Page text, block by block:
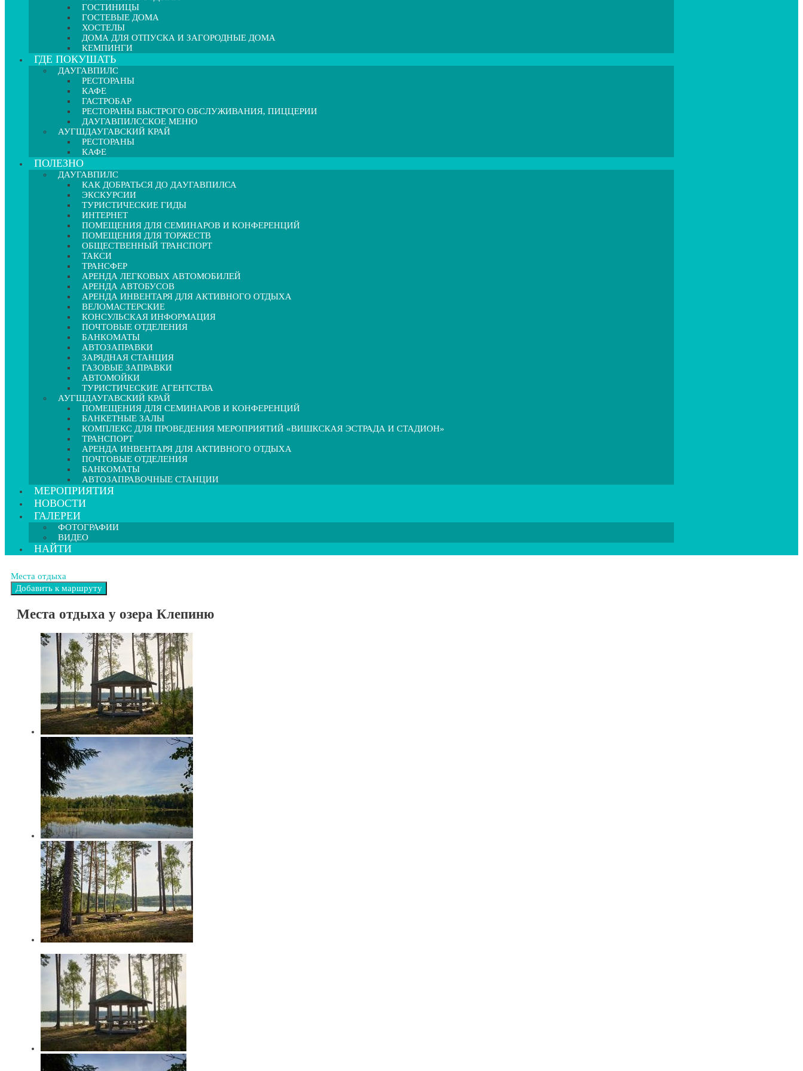
ГОСТИНИЦЫ
ГОСТЕВЫЕ ДОМА
ХОСТЕЛЫ
ДОМА ДЛЯ ОТПУСКА И ЗАГОРОДНЫЕ ДОМА
КЕМПИНГИ
ГДЕ ПОКУШАТЬ
ДАУГАВПИЛС
РЕСТОРАНЫ
КАФЕ
ГАСТРОБАР
РЕСТОРАНЫ БЫСТРОГО ОБСЛУЖИВАНИЯ, ПИЦЦЕРИИ
ДАУГАВПИЛССКОЕ МЕНЮ
АУГШДАУГАВСКИЙ КРАЙ
РЕСТОРАНЫ
КАФЕ
ПОЛЕЗНО
ДАУГАВПИЛС
КАК ДОБРАТЬСЯ ДО ДАУГАВПИЛСА
ЭКСКУРСИИ
ТУРИСТИЧЕСКИЕ ГИДЫ
ИНТЕРНЕТ
ПОМЕЩЕНИЯ ДЛЯ СЕМИНАРОВ И КОНФЕРЕНЦИЙ
ПОМЕЩЕНИЯ ДЛЯ ТОРЖЕСТВ
ОБЩЕСТВЕННЫЙ ТРАНСПОРТ
ТАКСИ
ТРАНСФЕР
АРЕНДА ЛЕГКОВЫХ АВТОМОБИЛЕЙ
АРЕНДА АВТОБУСОВ
АРЕНДА ИНВЕНТАРЯ ДЛЯ АКТИВНОГО ОТДЫХА
ВЕЛОМАСТЕРСКИЕ
КОНСУЛЬСКАЯ ИНФОРМАЦИЯ
ПОЧТОВЫЕ ОТДЕЛЕНИЯ
БАНКОМАТЫ
АВТОЗАПРАВКИ
ЗАРЯДНАЯ СТАНЦИЯ
ГАЗОВЫЕ ЗАПРАВКИ
АВТОМОЙКИ
ТУРИСТИЧЕСКИЕ АГЕНТСТВА
АУГШДАУГАВСКИЙ КРАЙ
ПОМЕЩЕНИЯ ДЛЯ СЕМИНАРОВ И КОНФЕРЕНЦИЙ
БАНКЕТНЫЕ ЗАЛЫ
КОМПЛЕКС ДЛЯ ПРОВЕДЕНИЯ МЕРОПРИЯТИЙ «ВИШКСКАЯ ЭСТРАДА И СТАДИОН»
ТРАНСПОРТ
АРЕНДА ИНВЕНТАРЯ ДЛЯ АКТИВНОГО ОТДЫХА
ПОЧТОВЫЕ ОТДЕЛЕНИЯ
БАНКОМАТЫ
АВТОЗАПРАВОЧНЫЕ СТАНЦИИ
МЕРОПРИЯТИЯ
НОВОСТИ
ГАЛЕРЕИ
ФОТОГРАФИИ
ВИДЕО
НАЙТИ
Места отдыха
Места отдыха у озера Клепиню